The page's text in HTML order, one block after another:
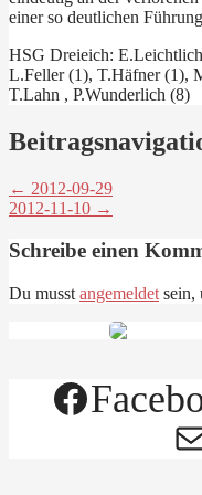
einer so deutlichen
HSG Dreieich:
L.Feller (1), T.Häfner (1),
T.Lahn , P.Wunderlich (8)
← 2012-09-29
2012-11-10 →
Schreibe einen
Du musst angemeldet sein,